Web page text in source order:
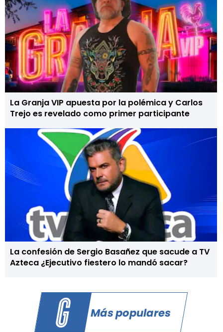
La Granja VIP apuesta por la polémica y Carlos
Trejo es revelado como primer participante
La confesión de Sergio Basañez que sacude a TV
Azteca ¿Ejecutivo fiestero lo mandó sacar?
Más populares